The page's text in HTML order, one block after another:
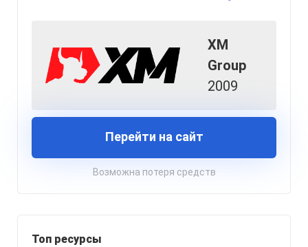
XM
Group
2009
Перейти на сайт
Возможна потеря средств
Топ ресурсы